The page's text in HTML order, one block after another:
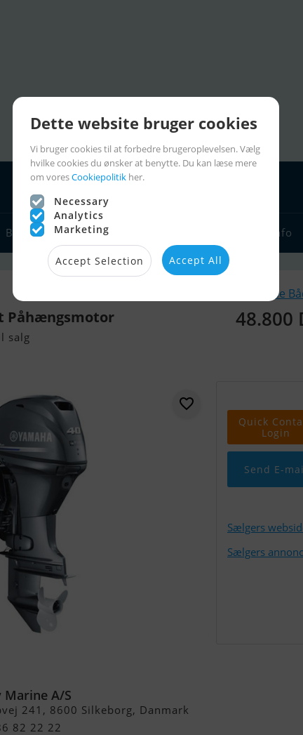
Bådforhandlere Sejlerlinks Sejlerinfo
Lignende
Påhængsmotor
salg
48.800
Quick
Login
Send E-
Sælgers
Sælgers
Marine A/S
241, 8600 Silkeborg, Danmark
82 22 22
Dette website bruger cookies
Vi bruger cookies til at forbedre brugeroplevelsen. Vælg
hvilke cookies du ønsker at benytte. Du kan læse mere
om voresCookiepolitik her.
Necessary
Analytics
Marketing
Accept Selection Accept All